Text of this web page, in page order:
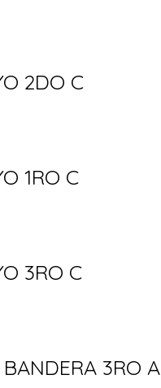
2DO C
1RO C
3RO C
3RO A